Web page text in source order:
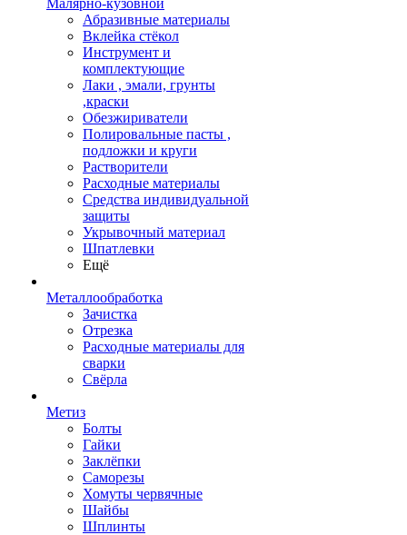
Малярно-кузовной
Абразивные материалы
Вклейка стёкол
Инструмент и
комплектующие
Лаки , эмали, грунты
,краски
Обезжириватели
Полировальные пасты ,
подложки и круги
Растворители
Расходные материалы
Средства индивидуальной
защиты
Укрывочный материал
Шпатлевки
Ещё
Металлообработка
Зачистка
Отрезка
Расходные материалы для
сварки
Свёрла
Метиз
Болты
Гайки
Заклёпки
Саморезы
Хомуты червячные
Шайбы
Шплинты